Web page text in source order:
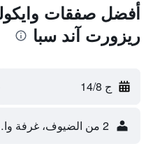
أفضل صفقات
ريزورت آند سبا
ج 14/8
2 من الضيوف، غرفة واحدة